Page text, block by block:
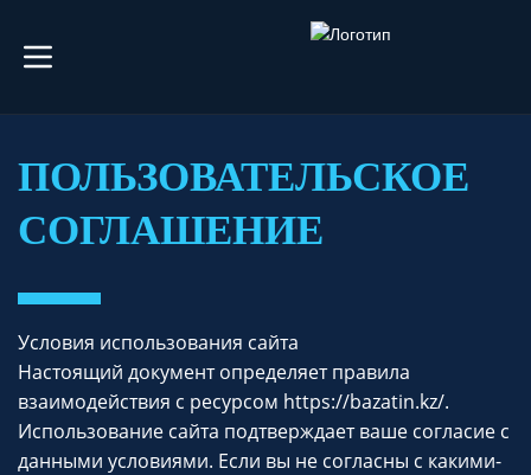
ПОЛЬЗОВАТЕЛЬСКОЕ
СОГЛАШЕНИЕ
Условия использования сайта
Настоящий документ определяет правила
взаимодействия с ресурсом https://bazatin.kz/.
Использование сайта подтверждает ваше согласие с
данными условиями. Если вы не согласны с какими-